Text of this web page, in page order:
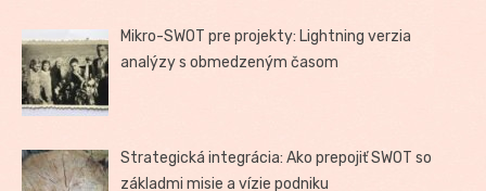
Mikro-SWOT pre projekty: Lightning verzia
analýzy s obmedzeným časom
Strategická integrácia: Ako prepojiť SWOT so
základmi misie a vízie podniku